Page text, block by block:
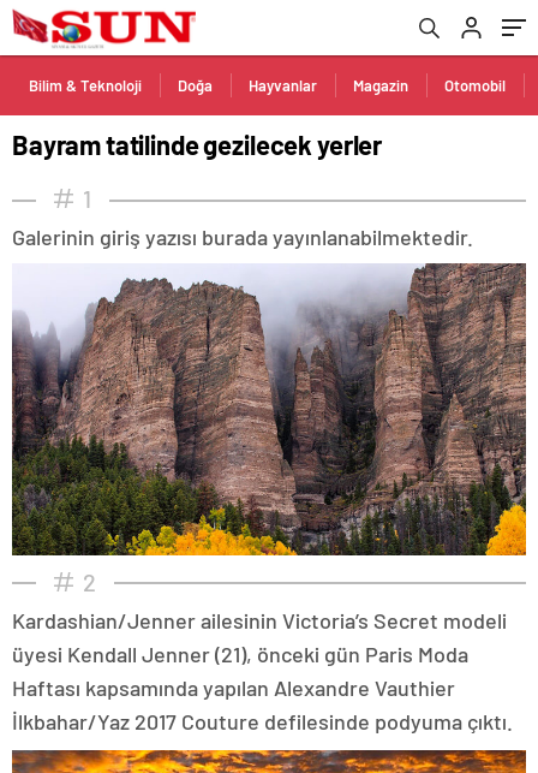
Bilim & Teknoloji Doğa Hayvanlar Magazin Otomobil
Bayram tatilinde gezilecek yerler
1
Galerinin giriş yazısı burada yayınlanabilmektedir.
2
Kardashian/Jenner ailesinin Victoria’s Secret modeli
üyesi Kendall Jenner (21), önceki gün Paris Moda
Haftası kapsamında yapılan Alexandre Vauthier
İlkbahar/Yaz 2017 Couture defilesinde podyuma çıktı.